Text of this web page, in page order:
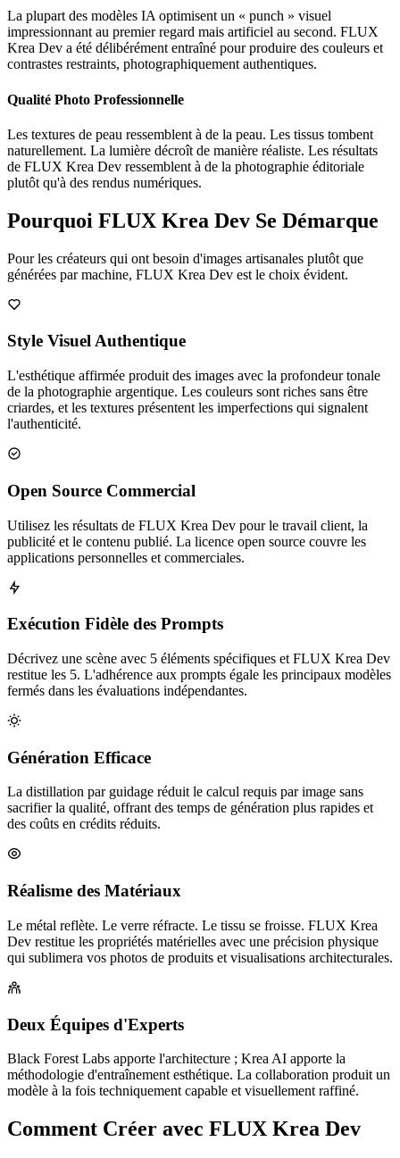
La plupart des modèles IA optimisent un « punch » visuel
impressionnant au premier regard mais artificiel au second. FLUX
Krea Dev a été délibérément entraîné pour produire des couleurs et
contrastes restraints, photographiquement authentiques.
Qualité Photo Professionnelle
Les textures de peau ressemblent à de la peau. Les tissus tombent
naturellement. La lumière décroît de manière réaliste. Les résultats
de FLUX Krea Dev ressemblent à de la photographie éditoriale
plutôt qu'à des rendus numériques.
Pourquoi FLUX Krea Dev Se Démarque
Pour les créateurs qui ont besoin d'images artisanales plutôt que
générées par machine, FLUX Krea Dev est le choix évident.
Style Visuel Authentique
L'esthétique affirmée produit des images avec la profondeur tonale
de la photographie argentique. Les couleurs sont riches sans être
criardes, et les textures présentent les imperfections qui signalent
l'authenticité.
Open Source Commercial
Utilisez les résultats de FLUX Krea Dev pour le travail client, la
publicité et le contenu publié. La licence open source couvre les
applications personnelles et commerciales.
Exécution Fidèle des Prompts
Décrivez une scène avec 5 éléments spécifiques et FLUX Krea Dev
restitue les 5. L'adhérence aux prompts égale les principaux modèles
fermés dans les évaluations indépendantes.
Génération Efficace
La distillation par guidage réduit le calcul requis par image sans
sacrifier la qualité, offrant des temps de génération plus rapides et
des coûts en crédits réduits.
Réalisme des Matériaux
Le métal reflète. Le verre réfracte. Le tissu se froisse. FLUX Krea
Dev restitue les propriétés matérielles avec une précision physique
qui sublimera vos photos de produits et visualisations architecturales.
Deux Équipes d'Experts
Black Forest Labs apporte l'architecture ; Krea AI apporte la
méthodologie d'entraînement esthétique. La collaboration produit un
modèle à la fois techniquement capable et visuellement raffiné.
Comment Créer avec FLUX Krea Dev